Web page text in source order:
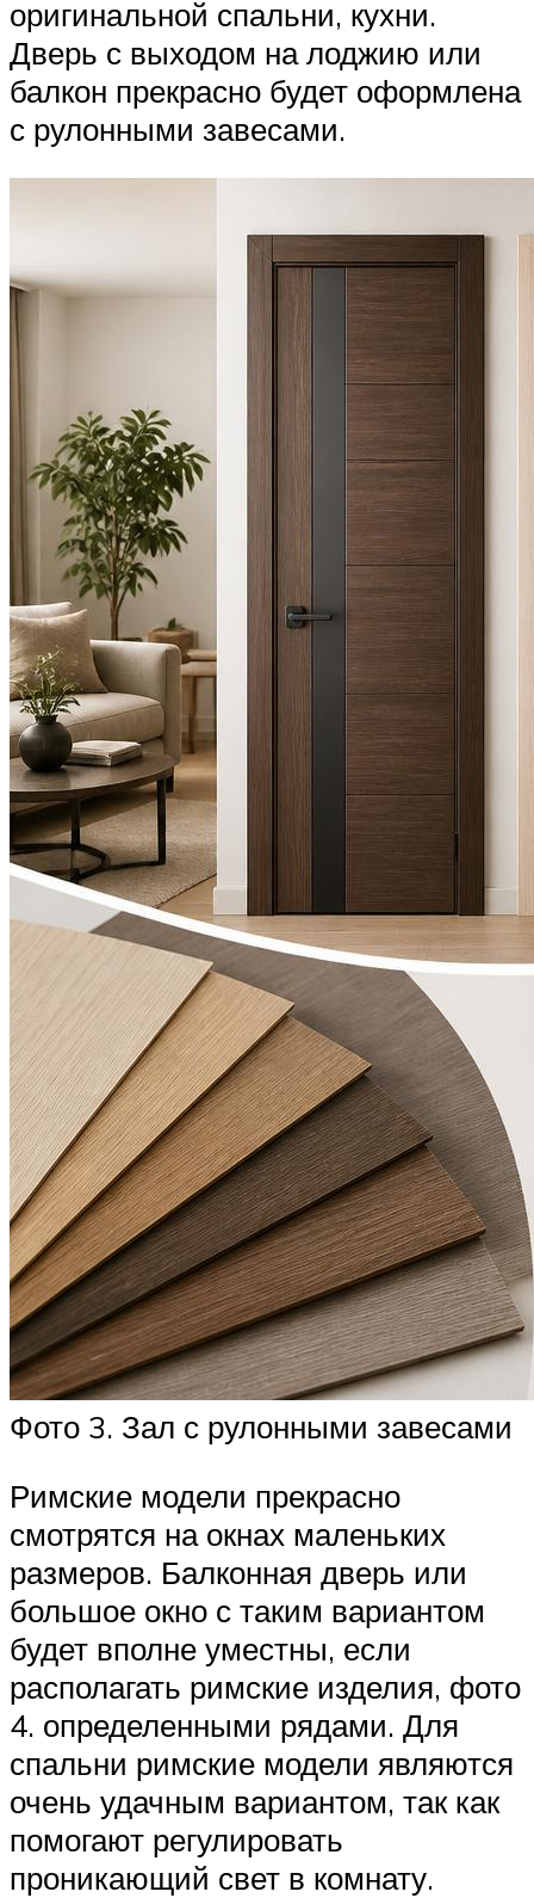
оригинальной спальни, кухни.
Дверь с выходом на лоджию или
балкон прекрасно будет оформлена
с рулонными завесами.
Фото 3. Зал с рулонными завесами
Римские модели прекрасно
смотрятся на окнах маленьких
размеров. Балконная дверь или
большое окно с таким вариантом
будет вполне уместны, если
располагать римские изделия, фото
4. определенными рядами. Для
спальни римские модели являются
очень удачным вариантом, так как
помогают регулировать
проникающий свет в комнату.